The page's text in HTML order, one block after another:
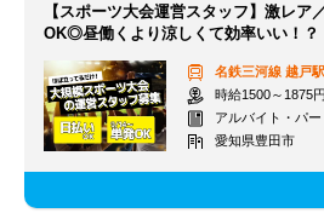
【スポーツ大会運営スタッフ】激レア
OK◎昼働くより涼しくて効率いい！？
名鉄三河線 越戸駅
時給1500～1875
アルバイト・パー
愛知県豊田市